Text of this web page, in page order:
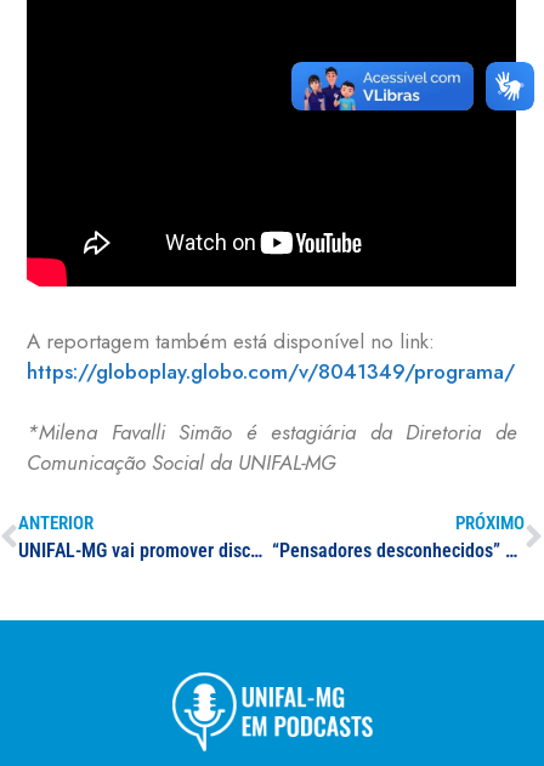
A reportagem também está disponível no link:
https://globoplay.globo.com/v/8041349/programa/
*Milena Favalli Simão é estagiária da Diretoria de
Comunicação Social da UNIFAL-MG
ANTERIOR
UNIFAL-MG vai promover discussões sobre igualdade racial durante atividades educativas e culturais programadas para o mês de novembro
PRÓXIMO
“Pensadores desconhecidos” é lançado em noite de sarau; livro é fruto de trabalho realizado entre discente do curso de Geografia e estudantes de ensino médio da rede pública